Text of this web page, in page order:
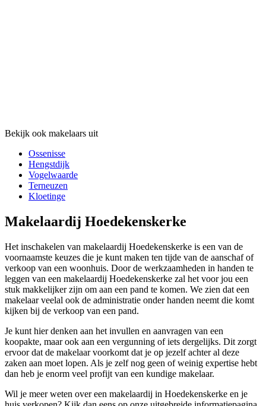
Bekijk ook makelaars uit
Ossenisse
Hengstdijk
Vogelwaarde
Terneuzen
Kloetinge
Makelaardij Hoedekenskerke
Het inschakelen van makelaardij Hoedekenskerke is een van de
voornaamste keuzes die je kunt maken ten tijde van de aanschaf of
verkoop van een woonhuis. Door de werkzaamheden in handen te
leggen van een makelaardij Hoedekenskerke zal het voor jou een
stuk makkelijker zijn om aan een pand te komen. We zien dat een
makelaar veelal ook de administratie onder handen neemt die komt
kijken bij de verkoop van een pand.
Je kunt hier denken aan het invullen en aanvragen van een
koopakte, maar ook aan een vergunning of iets dergelijks. Dit zorgt
ervoor dat de makelaar voorkomt dat je op jezelf achter al deze
zaken aan moet lopen. Als je zelf nog geen of weinig expertise hebt
dan heb je enorm veel profijt van een kundige makelaar.
Wil je meer weten over een makelaardij in Hoedekenskerke en je